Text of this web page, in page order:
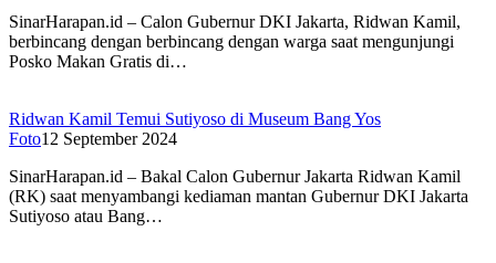
SinarHarapan.id – Calon Gubernur DKI Jakarta, Ridwan Kamil,
berbincang dengan berbincang dengan warga saat mengunjungi
Posko Makan Gratis di…
Ridwan Kamil Temui Sutiyoso di Museum Bang Yos
Foto12 September 2024
SinarHarapan.id – Bakal Calon Gubernur Jakarta Ridwan Kamil
(RK) saat menyambangi kediaman mantan Gubernur DKI Jakarta
Sutiyoso atau Bang…